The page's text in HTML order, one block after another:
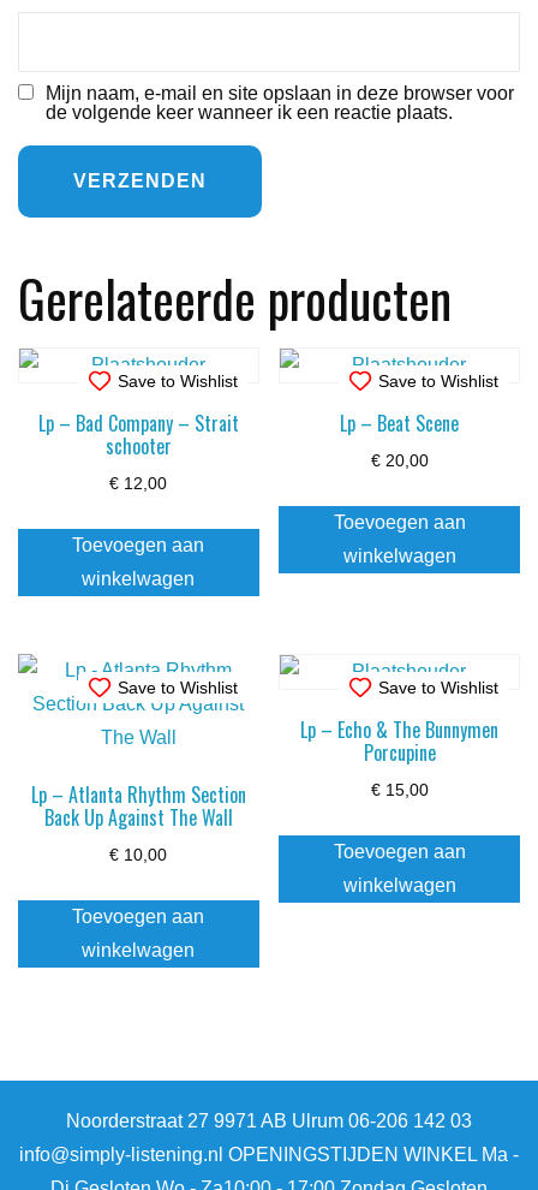
Mijn naam, e-mail en site opslaan in deze browser voor
de volgende keer wanneer ik een reactie plaats.
Gerelateerde producten
Save to Wishlist
Lp – Bad Company – Strait
schooter
€ 12,00
Toevoegen aan
winkelwagen
Save to Wishlist
Lp – Beat Scene
€20,00
Toevoegen aan
winkelwagen
Save to Wishlist
Lp – Atlanta Rhythm Section
Back Up Against The Wall
€ 10,00
Toevoegen aan
winkelwagen
Save to Wishlist
Lp – Echo & The Bunnymen
Porcupine
€15,00
Toevoegen aan
winkelwagen
Noorderstraat 27 9971 AB Ulrum 06-206 142 03
info@simply-listening.nl OPENINGSTIJDEN WINKEL Ma -